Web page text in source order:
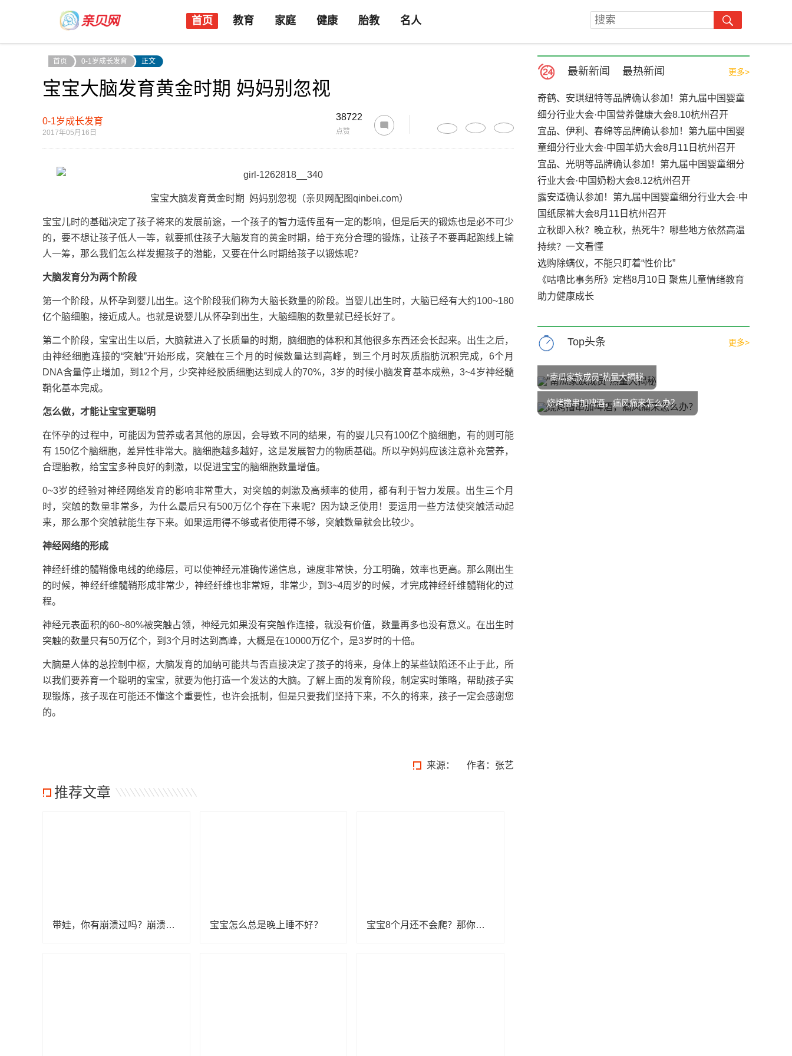
首页 教育 家庭 健康 胎教 名人
首页 0-1岁成长发育 正文
宝宝大脑发育黄金时期 妈妈别忽视
0-1岁成长发育
2017年05月16日
38722
点赞
宝宝大脑发育黄金时期 妈妈别忽视（亲贝网配图qinbei.com）
宝宝儿时的基础决定了孩子将来的发展前途，一个孩子的智力遗传虽有一定的影响，但是后天的锻炼也是必不可少
的，要不想让孩子低人一等，就要抓住孩子大脑发育的黄金时期，给于充分合理的锻炼，让孩子不要再起跑线上输
人一筹，那么我们怎么样发掘孩子的潜能，又要在什么时期给孩子以锻炼呢？
大脑发育分为两个阶段
第一个阶段，从怀孕到婴儿出生。这个阶段我们称为大脑长数量的阶段。当婴儿出生时，大脑已经有大约100~180
亿个脑细胞，接近成人。也就是说婴儿从怀孕到出生，大脑细胞的数量就已经长好了。
第二个阶段，宝宝出生以后，大脑就进入了长质量的时期，脑细胞的体积和其他很多东西还会长起来。出生之后，
由神经细胞连接的“突触”开始形成，突触在三个月的时候数量达到高峰，到三个月时灰质脂肪沉积完成，6个月
DNA含量停止增加，到12个月，少突神经胶质细胞达到成人的70%，3岁的时候小脑发育基本成熟，3~4岁神经髓
鞘化基本完成。
怎么做，才能让宝宝更聪明
在怀孕的过程中，可能因为营养或者其他的原因，会导致不同的结果，有的婴儿只有100亿个脑细胞，有的则可能
有 150亿个脑细胞，差异性非常大。脑细胞越多越好，这是发展智力的物质基础。所以孕妈妈应该注意补充营养，
合理胎教，给宝宝多种良好的刺激，以促进宝宝的脑细胞数量增值。
0~3岁的经验对神经网络发育的影响非常重大，对突触的刺激及高频率的使用，都有利于智力发展。出生三个月
时，突触的数量非常多，为什么最后只有500万亿个存在下来呢？因为缺乏使用！要运用一些方法使突触活动起
来，那么那个突触就能生存下来。如果运用得不够或者使用得不够，突触数量就会比较少。
神经网络的形成
神经纤维的髓鞘像电线的绝缘层，可以使神经元准确传递信息，速度非常快，分工明确，效率也更高。那么刚出生
的时候，神经纤维髓鞘形成非常少，神经纤维也非常短，非常少，到3~4周岁的时候，才完成神经纤维髓鞘化的过
程。
神经元表面积的60~80%被突触占领，神经元如果没有突触作连接，就没有价值，数量再多也没有意义。在出生时
突触的数量只有50万亿个，到3个月时达到高峰，大概是在10000万亿个，是3岁时的十倍。
大脑是人体的总控制中枢，大脑发育的加纳可能共与否直接决定了孩子的将来，身体上的某些缺陷还不止于此，所
以我们要养育一个聪明的宝宝，就要为他打造一个发达的大脑。了解上面的发育阶段，制定实时策略，帮助孩子实
现锻炼，孩子现在可能还不懂这个重要性，也许会抵制，但是只要我们坚持下来，不久的将来，孩子一定会感谢您
的。
来源： 作者：张艺
推荐文章
带娃，你有崩溃过吗？崩溃以后该怎么办？ 宝宝怎么总是晚上睡不好？ 宝宝8个月还不会爬？那你一定要看看！
最新新闻 最热新闻 更多>
奇鹤、安琪纽特等品牌确认参加！第九届中国婴童
细分行业大会·中国营养健康大会8.10杭州召开
宜品、伊利、春绵等品牌确认参加！第九届中国婴
童细分行业大会·中国羊奶大会8月11日杭州召开
宜品、光明等品牌确认参加！第九届中国婴童细分
行业大会·中国奶粉大会8.12杭州召开
露安适确认参加！第九届中国婴童细分行业大会·中
国纸尿裤大会8月11日杭州召开
立秋即入秋？晚立秋，热死牛？哪些地方依然高温
持续？一文看懂
选购除螨仪，不能只盯着“性价比”
《咕噜比事务所》定档8月10日 聚焦儿童情绪教育
助力健康成长
Top头条 更多>
“南瓜家族成员”热量大揭秘
烧烤撸串加啤酒，痛风痛来怎么办？